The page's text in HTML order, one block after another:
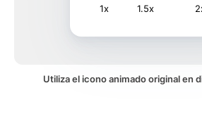
1x 1.5x
Utiliza el icono animado original en